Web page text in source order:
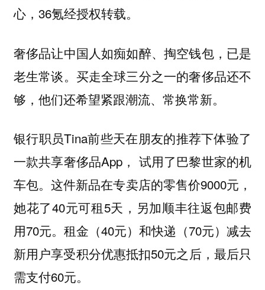
心，36氪经授权转载。
奢侈品让中国人如痴如醉、掏空钱包，已是
老生常谈。买走全球三分之一的奢侈品还不
够，他们还希望紧跟潮流、常换常新。
银行职员Tina前些天在朋友的推荐下体验了
一款共享奢侈品App， 试用了巴黎世家的机
车包。这件新品在专卖店的零售价9000元，
她花了40元可租5天，另加顺丰往返包邮费
用70元。租金（40元）和快递（70元）减去
新用户享受积分优惠抵扣50元之后，最后只
需支付60元。